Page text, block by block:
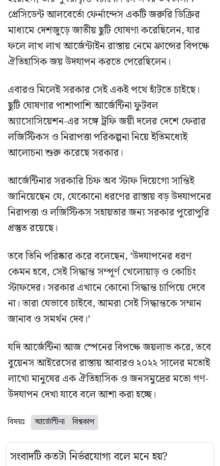
প্রেসিডেন্ট আলবের্তো ফের্নান্দেস একটি জরুরি ডিক্রির
মাধ্যমে দেশজুড়ে জাতীয় ছুটি ঘোষণা করেছিলেন, যার
ফলে লাখ লাখ আর্জেন্টাইন রাস্তায় নেমে ফ্রান্সের বিপক্ষে
ঐতিহাসিক জয় উদযাপন করতে পেরেছিলেন।
এবারও মিলেই সরকার সেই একই পথে হাঁটতে চাইছে।
ছুটি ঘোষণার পাশাপাশি আর্জেন্টিনা ফুটবল
অ্যাসোসিয়েশন-এর সঙ্গে ট্রফি জয়ী দলের দেশে ফেরার
লজিস্টিকস ও নিরাপত্তা পরিকল্পনা নিয়ে ইতিমধ্যেই
আলোচনা শুরু করেছে সরকার।
আর্জেন্টিনার সরকারি চিফ অব স্টাফ দিয়েগো সান্তিই
জানিয়েছেন যে, যেকোনো ধরণের রাস্তায় বড় উদযাপনের
নিরাপত্তা ও লজিস্টিকস সহায়তার জন্য সরকার পুরোপুরি
প্রস্তুত রয়েছে।
তবে তিনি পরিষ্কার করে বলেছেন, ‘উদযাপনের ধরণ
কেমন হবে, সেই সিদ্ধান্ত সম্পূর্ণ খেলোয়াড় ও কোচিং
স্টাফদের। সরকার এখানে কোনো সিদ্ধান্ত চাপিয়ে দেবে
না। তারা যেভাবে চাইবে, আমরা সেই সিদ্ধান্তকে সম্মান
জানাব ও সমর্থন দেব।’
যদি আর্জেন্টিনা আজ স্পেনের বিপক্ষে জয়লাভ করে, তবে
বুয়েনস আইরেসের রাস্তায় আবারও ২০২২ সালের মতোই
লাখো মানুষের এক ঐতিহাসিক ও জনসমুদ্রের মতো গণ-
উদযাপন দেখা যাবে বলে আশা করা হচ্ছে।
বিষয়ঃ আর্জেন্টিনা বিশ্বকাপ
সংবাদটি কতটা নির্ভরযোগ্য বলে মনে হয়?